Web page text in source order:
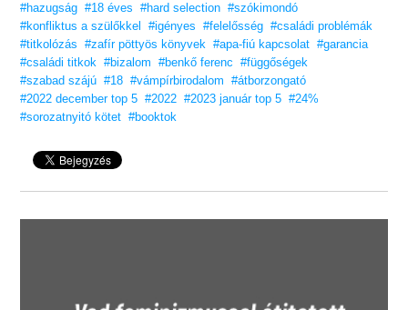
#hazugság #18 éves #hard selection #szókimondó
#konfliktus a szülőkkel
#igényes #felelősség #családi problémák
#titkolózás
#zafír pöttyös könyvek #apa-fiú kapcsolat #garancia
#családi titkok #bizalom #benkő ferenc
#függőségek
#szabad szájú #18 #vámpírbirodalom
#átborzongató
#2022 december top 5 #2022 #2023 január top 5 #24%
#sorozatnyitó kötet #booktok